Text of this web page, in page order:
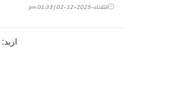
الثلاثاء-2025-12-02 | 01:33 pm